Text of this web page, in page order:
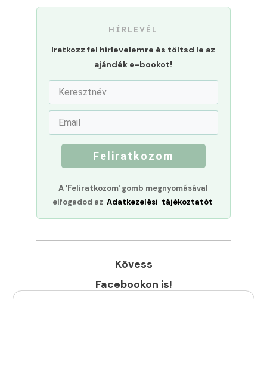
HÍRLEVÉL
Iratkozz fel hírlevelemre és töltsd le az
ajándék e-bookot!
Feliratkozom
A 'Feliratkozom' gomb megnyomásával
elfogadod az Adatkezelési tájékoztatót
Kövess
Facebookon is!